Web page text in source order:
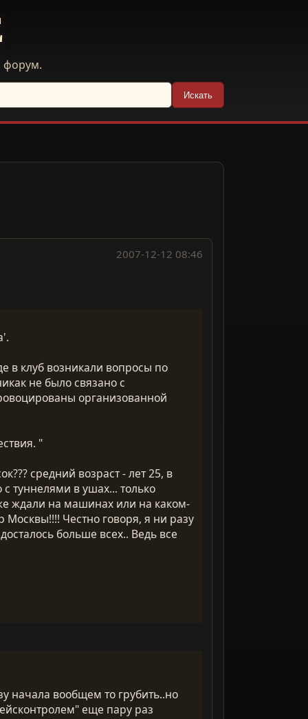
форум.
Искать
2007-12-12 08:46
в клуб возникали вопросы по
не было связано с
организованной
"
средний возраст - лет 25, в
туннелями в ушах... только
ждали на машинах или на каком-
Честно говоря, я ни разу
больше всех.. Ведь все
начала вообщем то грубить..но
еще пару раз